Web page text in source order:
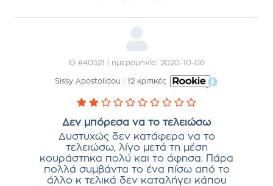
ID #40521 | ημερομηνία: 2020-10-06
Sissy Apostolidou |12 κριτικές
Δεν μπόρεσα να το τελειώσω
Δυστυχώς δεν κατάφερα να το
τελειώσω, λίγο μετά τη μέση
κουράστηκα πολύ και το άφησα. Πάρα
πολλά συμβάντα το ένα πίσω από το
άλλο κ τελικά δεν καταλήγει κάπου